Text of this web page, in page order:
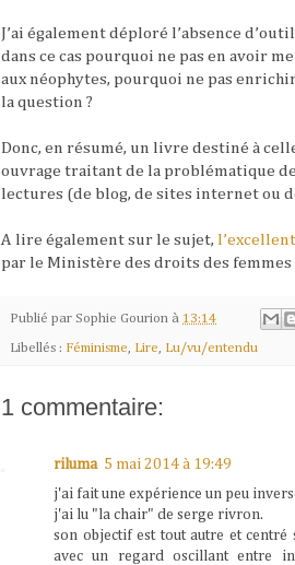
J’ai également déploré l’absence
dans ce cas pourquoi ne pas en avoir
aux néophytes, pourquoi ne pas
la question ?
Donc, en résumé, un livre destiné à
ouvrage traitant de la problématique
lectures (de blog, de sites internet ou
A lire également sur le sujet,
par le Ministère des droits des
Publié par Sophie Gourion à 13:14
Libellés : Féminisme, Lire, Lu/vu/entendu
1 commentaire:
riluma 5 mai 2014 à 19:49
j'ai fait une expérience un peu
j'ai lu "la chair" de serge rivron.
son objectif est tout autre et centré
avec un regard oscillant entre